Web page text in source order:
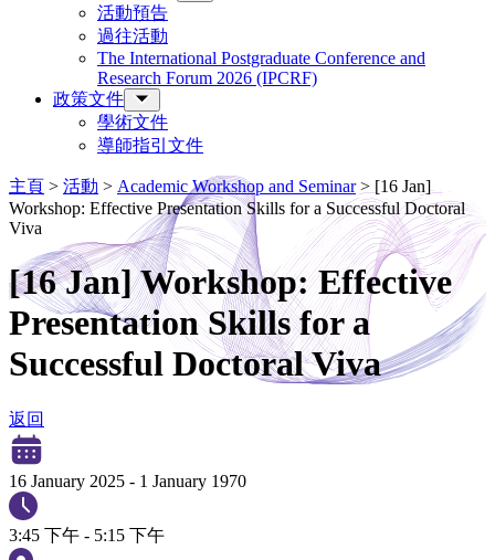
活動預告
過往活動
The International Postgraduate Conference and
Research Forum 2026 (IPCRF)
政策文件
學術文件
導師指引文件
主頁 > 活動 > Academic Workshop and Seminar> [16 Jan]
Workshop: Effective Presentation Skills for a Successful Doctoral
Viva
[16 Jan] Workshop: Effective
Presentation Skills for a
Successful Doctoral Viva
返回
16 January 2025 - 1 January 1970
3:45 下午 - 5:15 下午